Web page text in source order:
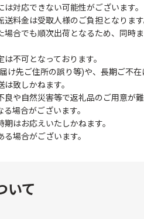
は対応できない可能性がございます。
料金は受取人様のご負担となります
場合でも順次出荷となるため、同時
不可となっております。
け先ご住所の誤り等)や、長期ご不
致しかねます。
良や自然災害等で返礼品のご用意が
場合がございます。
期はお応えいたしかねます。
る場合がございます。
いて